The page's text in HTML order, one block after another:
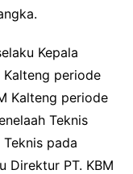
Kepala
Kalteng periode
Kalteng periode
Teknis
pada
Direktur PT. KBM